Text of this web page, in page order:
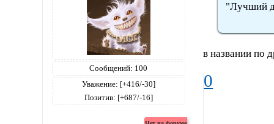
Сообщений: 100
Уважение: [+416/-30]
Позитив: [+687/-16]
"Лучший
в названии по
0